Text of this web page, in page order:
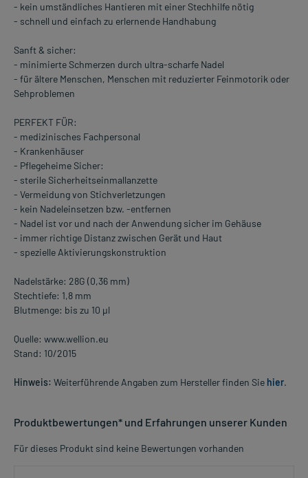
- kein umständliches Hantieren mit einer Stechhilfe nötig
- schnell und einfach zu erlernende Handhabung
Sanft & sicher:
- minimierte Schmerzen durch ultra-scharfe Nadel
- für ältere Menschen, Menschen mit reduzierter Feinmotorik oder
Sehproblemen
PERFEKT FÜR:
- medizinisches Fachpersonal
- Krankenhäuser
- Pflegeheime Sicher:
- sterile Sicherheitseinmallanzette
- Vermeidung von Stichverletzungen
- kein Nadeleinsetzen bzw. -entfernen
- Nadel ist vor und nach der Anwendung sicher im Gehäuse
- immer richtige Distanz zwischen Gerät und Haut
- spezielle Aktivierungskonstruktion
Nadelstärke: 28G (0,36 mm)
Stechtiefe: 1,8 mm
Blutmenge: bis zu 10 µl
Quelle: www.wellion.eu
Stand: 10/2015
Hinweis: Weiterführende Angaben zum Hersteller finden Sie hier.
Produktbewertungen* und Erfahrungen unserer Kunden
Für dieses Produkt sind keine Bewertungen vorhanden